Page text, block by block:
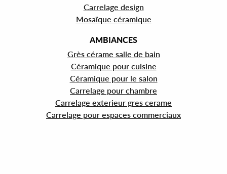
Carrelage design
Mosaïque céramique
AMBIANCES
Grès cérame salle de bain
Céramique pour cuisine
Céramique pour le salon
Carrelage pour chambre
Carrelage exterieur gres cerame
Carrelage pour espaces commerciaux